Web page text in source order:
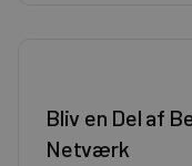
Bliv en Del af
Netværk